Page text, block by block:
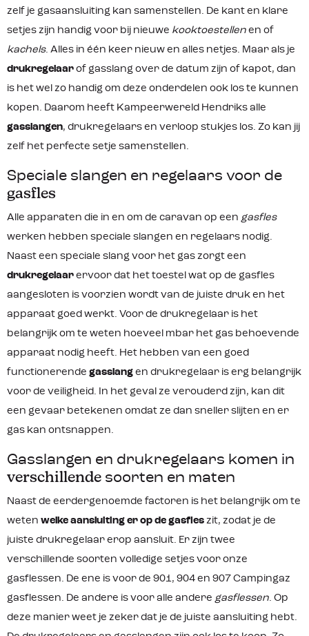
zelf je gasaansluiting kan samenstellen. De kant en klare
setjes zijn handig voor bij nieuwe kooktoestellen en of
kachels. Alles in één keer nieuw en alles netjes. Maar als je
drukregelaar of gasslang over de datum zijn of kapot, dan
is het wel zo handig om deze onderdelen ook los te kunnen
kopen. Daarom heeft Kampeerwereld Hendriks alle
gasslangen, drukregelaars en verloop stukjes los. Zo kan jij
zelf het perfecte setje samenstellen.
Speciale slangen en regelaars voor de
gasfles
Alle apparaten die in en om de caravan op een gasfles
werken hebben speciale slangen en regelaars nodig.
Naast een speciale slang voor het gas zorgt een
drukregelaar ervoor dat het toestel wat op de gasfles
aangesloten is voorzien wordt van de juiste druk en het
apparaat goed werkt. Voor de drukregelaar is het
belangrijk om te weten hoeveel mbar het gas behoevende
apparaat nodig heeft. Het hebben van een goed
functionerende gasslang en drukregelaar is erg belangrijk
voor de veiligheid. In het geval ze verouderd zijn, kan dit
een gevaar betekenen omdat ze dan sneller slijten en er
gas kan ontsnappen.
Gasslangen en drukregelaars komen in
verschillende soorten en maten
Naast de eerdergenoemde factoren is het belangrijk om te
weten welke aansluiting er op de gasfles zit, zodat je de
juiste drukregelaar erop aansluit. Er zijn twee
verschillende soorten volledige setjes voor onze
gasflessen. De ene is voor de 901, 904 en 907 Campingaz
gasflessen. De andere is voor alle andere gasflessen. Op
deze manier weet je zeker dat je de juiste aansluiting hebt.